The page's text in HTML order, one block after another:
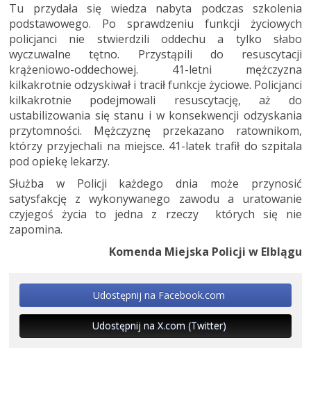
Tu przydała się wiedza nabyta podczas szkolenia
podstawowego. Po sprawdzeniu funkcji życiowych
policjanci nie stwierdzili oddechu a tylko słabo
wyczuwalne tętno. Przystąpili do resuscytacji
krążeniowo-oddechowej. 41-letni mężczyzna
kilkakrotnie odzyskiwał i tracił funkcje życiowe. Policjanci
kilkakrotnie podejmowali resuscytację, aż do
ustabilizowania się stanu i w konsekwencji odzyskania
przytomności. Mężczyznę przekazano ratownikom,
którzy przyjechali na miejsce. 41-latek trafił do szpitala
pod opiekę lekarzy.
Służba w Policji każdego dnia może przynosić
satysfakcję z wykonywanego zawodu a uratowanie
czyjegoś życia to jedna z rzeczy których się nie
zapomina.
Komenda Miejska Policji w Elblągu
Udostępnij na Facebook.com
Udostępnij na X.com (Twitter)